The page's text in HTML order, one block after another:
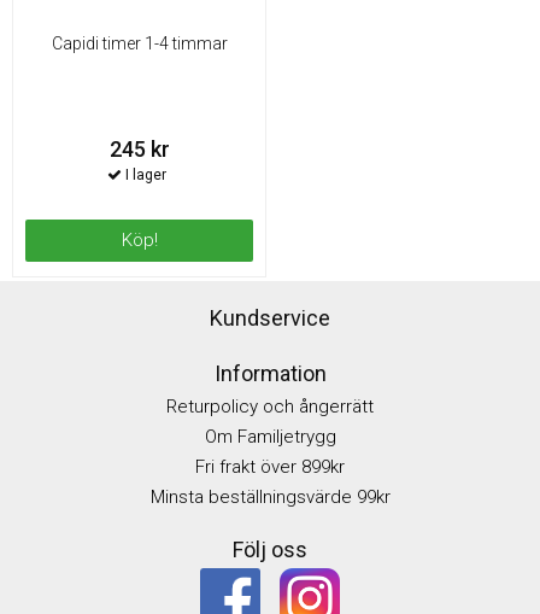
Capidi timer 1-4 timmar
245 kr
Köp!
Kundservice
Information
Returpolicy och ångerrätt
Om Familjetrygg
Fri frakt över 899kr
Minsta beställningsvärde 99kr
Följ oss